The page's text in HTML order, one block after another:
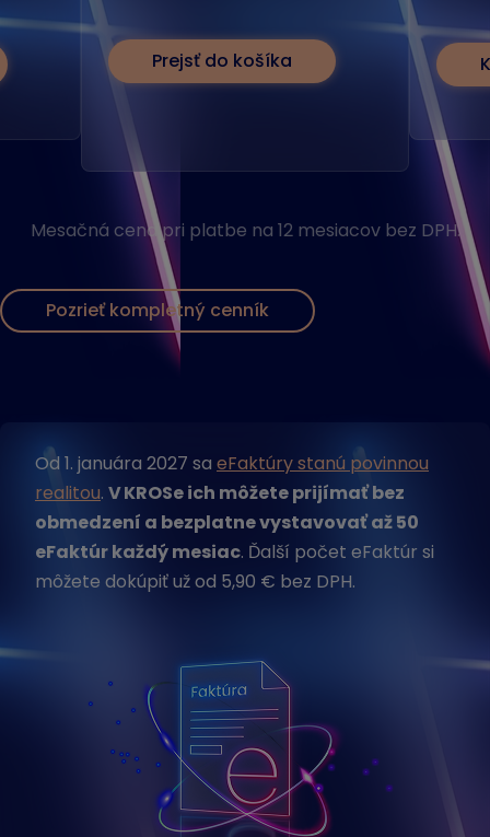
Prejsť do košíka
Mesačná cena pri platbe na 12 mesiacov bez DPH.
Pozrieť kompletný cenník
Od 1. januára 2027 sa eFaktúry stanú povinnou
realitou. V KROSe ich môžete prijímať bez
obmedzení a bezplatne vystavovať až 50
eFaktúr každý mesiac. Ďalší počet eFaktúr si
môžete dokúpiť už od 5,90 € bez DPH.